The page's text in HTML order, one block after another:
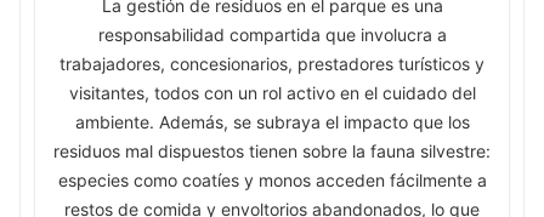
La gestión de residuos en el parque es una
responsabilidad compartida que involucra a
trabajadores, concesionarios, prestadores turísticos y
visitantes, todos con un rol activo en el cuidado del
ambiente. Además, se subraya el impacto que los
residuos mal dispuestos tienen sobre la fauna silvestre:
especies como coatíes y monos acceden fácilmente a
restos de comida y envoltorios abandonados, lo que